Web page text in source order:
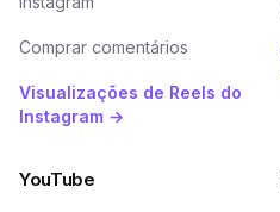
Comprar comentários
Visualizações de Reels do
Instagram →
YouTube